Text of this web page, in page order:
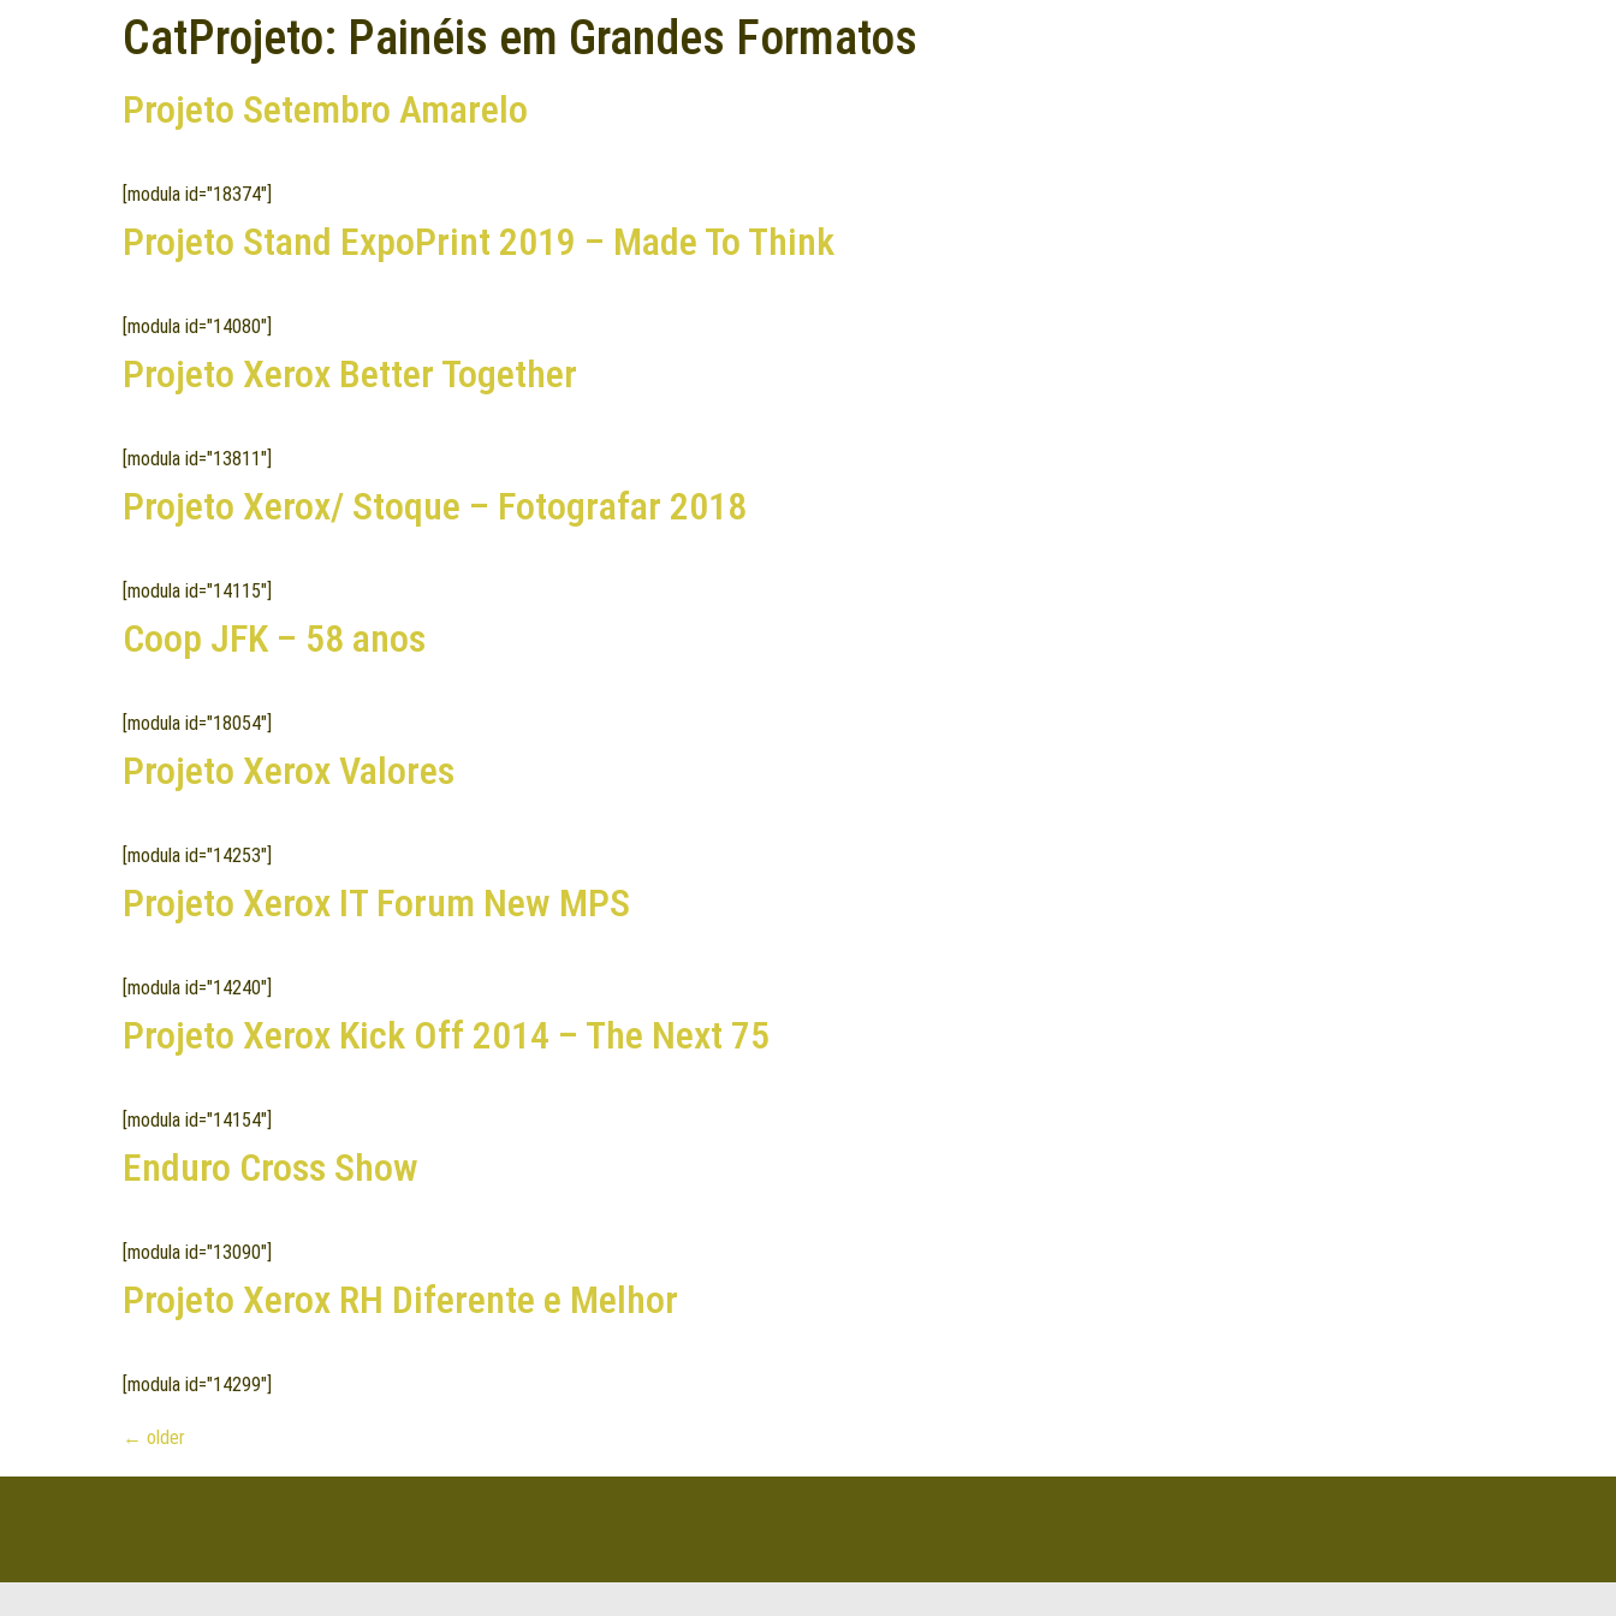
CatProjeto: Painéis em Grandes Formatos
Projeto Setembro Amarelo
[modula id="18374"]
Projeto Stand ExpoPrint 2019 – Made To Think
[modula id="14080"]
Projeto Xerox Better Together
[modula id="13811"]
Projeto Xerox/ Stoque – Fotografar 2018
[modula id="14115"]
Coop JFK – 58 anos
[modula id="18054"]
Projeto Xerox Valores
[modula id="14253"]
Projeto Xerox IT Forum New MPS
[modula id="14240"]
Projeto Xerox Kick Off 2014 – The Next 75
[modula id="14154"]
Enduro Cross Show
[modula id="13090"]
Projeto Xerox RH Diferente e Melhor
[modula id="14299"]
← older